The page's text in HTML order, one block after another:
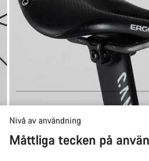
Nivå av användning
Måttliga tecken på